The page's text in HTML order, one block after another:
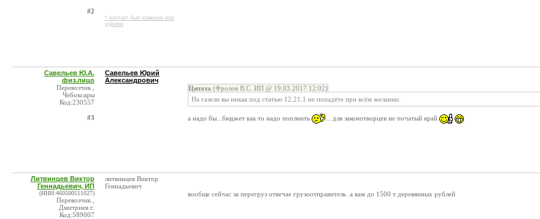
#2
* контакт был изменен или
удален
Савельев Ю.А.
физ.лицо
Перевозчик ,
Чебоксары
Код:230557
#3
Савельев Юрий
Александрович
Цитата (Фролов В.С. ИП @ 19.03.2017 12:02)
На газели вы никак под статью 12.21.1 не попадёте при всём желании.
а надо бы...бюджет как то надо поплнить ... для законотворцев не початый край
Литвинцев Виктор
Геннадьевич, ИП
(ИНН:460500511027)
Перевозчик ,
Дмитриев г.
Код:589007
литвинцев Виктор
Геннадьевич
вообще сейчас за перегруз отвечае грузоотправитель .а вам до 1500 т деревянных рублей